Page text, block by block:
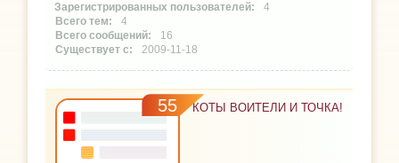
4
4
16
2009-11-18
55 КОТЫ ВОИТЕЛИ И ТОЧКА!